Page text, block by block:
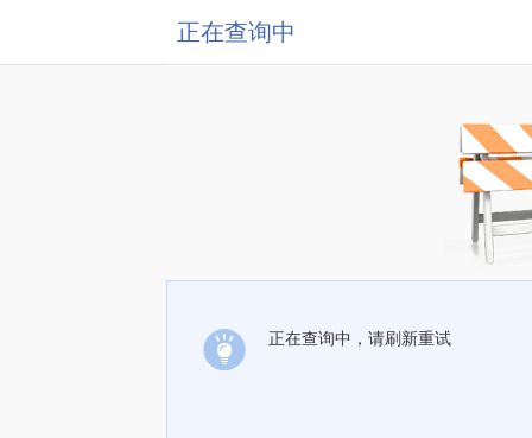
正在查询中
正在查询中，请刷新重试